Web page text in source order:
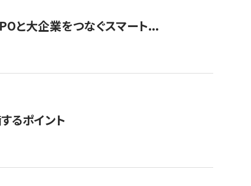
と大企業をつなぐスマート...
るポイント